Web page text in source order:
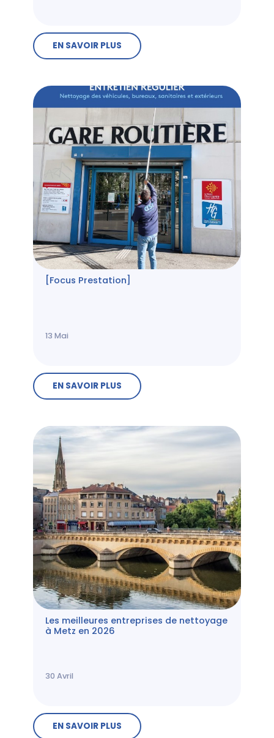
EN SAVOIR PLUS
[Focus Prestation]
13 Mai
EN SAVOIR PLUS
Les meilleures entreprises de nettoyage
à Metz en 2026
30 Avril
EN SAVOIR PLUS